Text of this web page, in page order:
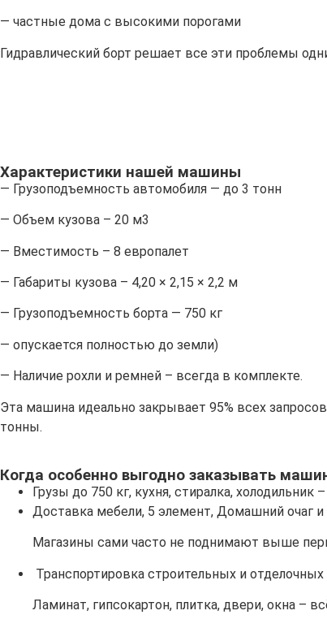
— частные дома с высокими порогами
Гидравлический борт решает все эти проблемы
Характеристики нашей машины
— Грузоподъемность автомобиля — до 3 тонн
— Объем кузова – 20 м3
— Вместимость – 8 европалет
— Габариты кузова – 4,20 × 2,15 × 2,2 м
— Грузоподъемность борта — 750 кг
— опускается полностью до земли)
— Наличие рохли и ремней – всегда в комплекте.
Эта машина идеально закрывает 95% всех
тонны.
Когда особенно выгодно заказывать
Грузы до 750 кг, кухня, стиралка,
Доставка мебели, 5 элемент, Домашний очаг и
Магазины сами часто не поднимают выше
Транспортировка строительных и отделочных
Ламинат, гипсокартон, плитка, двери, окна –